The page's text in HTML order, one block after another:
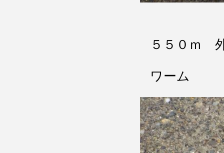
５５０ｍ
ワーム